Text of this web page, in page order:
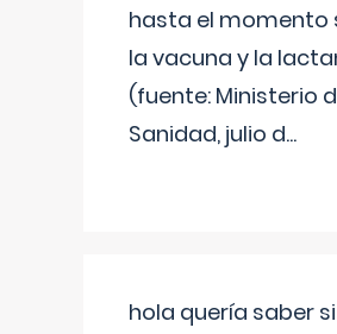
hasta el momento
la vacuna y la
(fuente: Ministerio
Sanidad, julio d...
hola quería saber si